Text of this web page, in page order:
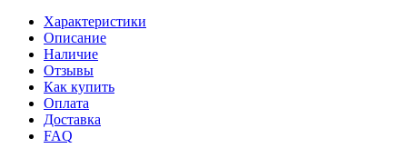
Характеристики
Описание
Наличие
Отзывы
Как купить
Оплата
Доставка
FAQ